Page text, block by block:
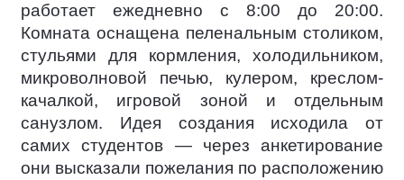
работает ежедневно с 8:00 до 20:00.
Комната оснащена пеленальным столиком,
стульями для кормления, холодильником,
микроволновой печью, кулером, креслом-
качалкой, игровой зоной и отдельным
санузлом. Идея создания исходила от
самих студентов — через анкетирование
они высказали пожелания по расположению